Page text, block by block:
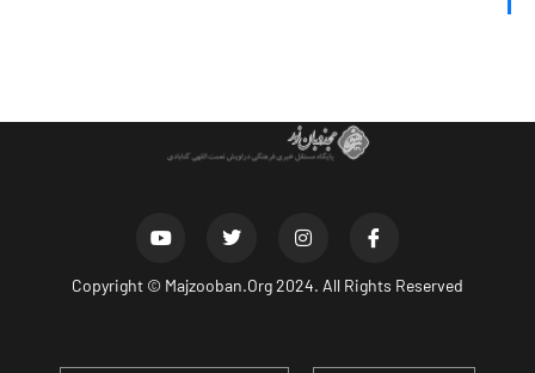
Copyright © Majzooban.Org2024. All Rights Reserved